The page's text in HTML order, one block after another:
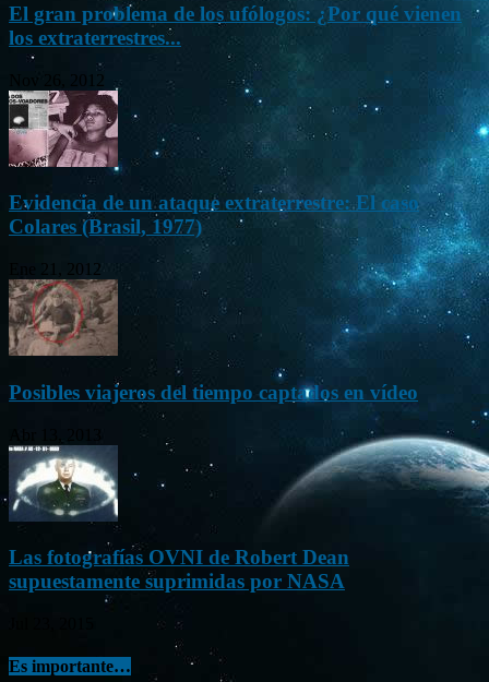
El gran problema de los ufólogos: ¿Por qué vienen
los extraterrestres...
Nov 26, 2012
Evidencia de un ataque extraterrestre: El caso
Colares (Brasil, 1977)
Ene 21, 2012
Posibles viajeros del tiempo captados en vídeo
Las fotografías OVNI de Robert Dean
supuestamente suprimidas por NASA
Es importante…